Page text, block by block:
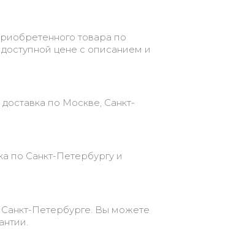
товара по
цене с описанием и
по Москве, Санкт-
по Санкт-Петербургу и
Санкт-Петербурге. Вы можете